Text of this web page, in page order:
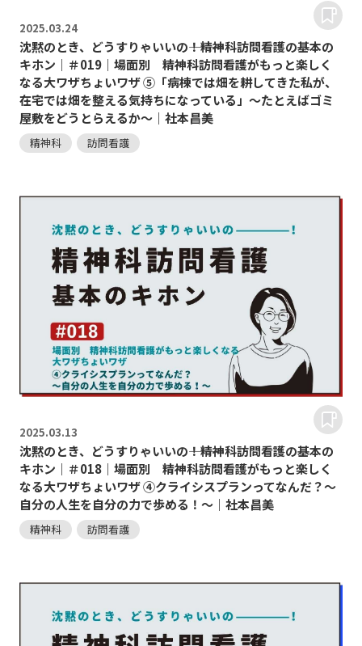
2025.03.24
沈黙のとき、どうすりゃいいの―――！精神科訪問看護の基本の
キホン｜＃019｜場面別 精神科訪問看護がもっと楽しく
なる大ワザちょいワザ ⑤「病棟では畑を耕してきた私が、
在宅では畑を整える気持ちになっている」～たとえばゴミ
屋敷をどうとらえるか～｜社本昌美
精神科 訪問看護
2025.03.13
沈黙のとき、どうすりゃいいの―――！精神科訪問看護の基本の
キホン｜＃018｜場面別 精神科訪問看護がもっと楽しく
なる大ワザちょいワザ ④クライシスプランってなんだ？～
自分の人生を自分の力で歩める！～｜社本昌美
精神科 訪問看護